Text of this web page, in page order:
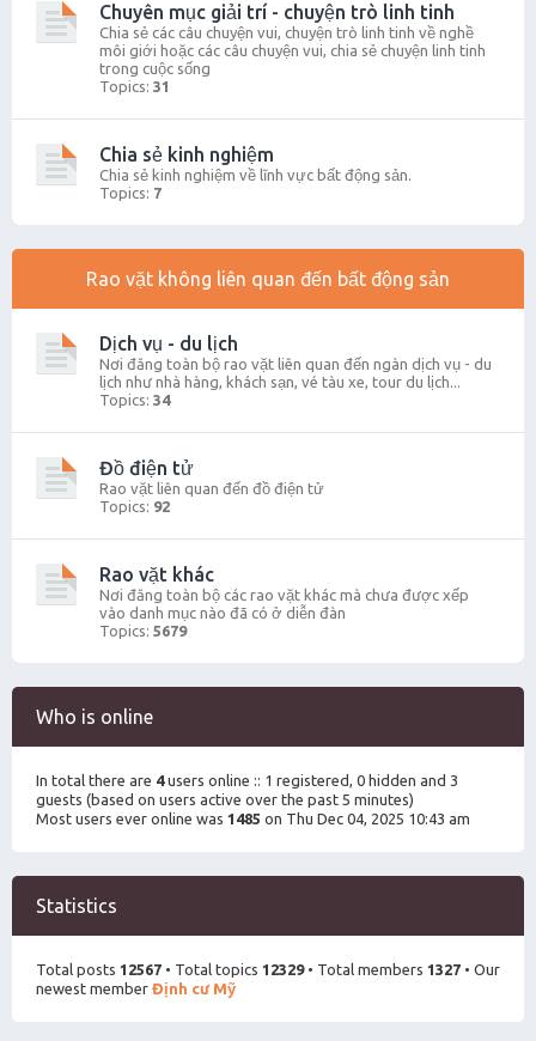
Chuyên mục giải trí - chuyện trò linh tinh
Chia sẻ các câu chuyện vui, chuyện trò linh tinh về nghề
môi giới hoặc các câu chuyện vui, chia sẻ chuyện linh tinh
trong cuộc sống
Topics: 31
Chia sẻ kinh nghiệm
Chia sẻ kinh nghiệm về lĩnh vực bất động sản.
Topics: 7
Rao vặt không liên quan đến bất động sản
Dịch vụ - du lịch
Nơi đăng toàn bộ rao vặt liên quan đến ngàn dịch vụ - du
lịch như nhà hàng, khách sạn, vé tàu xe, tour du lịch...
Topics: 34
Đồ điện tử
Rao vặt liên quan đến đồ điện tử
Topics: 92
Rao vặt khác
Nơi đăng toàn bộ các rao vặt khác mà chưa được xếp
vào danh mục nào đã có ở diễn đàn
Topics: 5679
Who is online
In total there are 4users online :: 1 registered, 0 hidden and 3
guests (based on users active over the past 5 minutes)
Most users ever online was 1485 on Thu Dec 04, 2025 10:43 am
Statistics
Total posts 12567 • Total topics 12329• Total members 1327 • Our
newest member Định cư Mỹ